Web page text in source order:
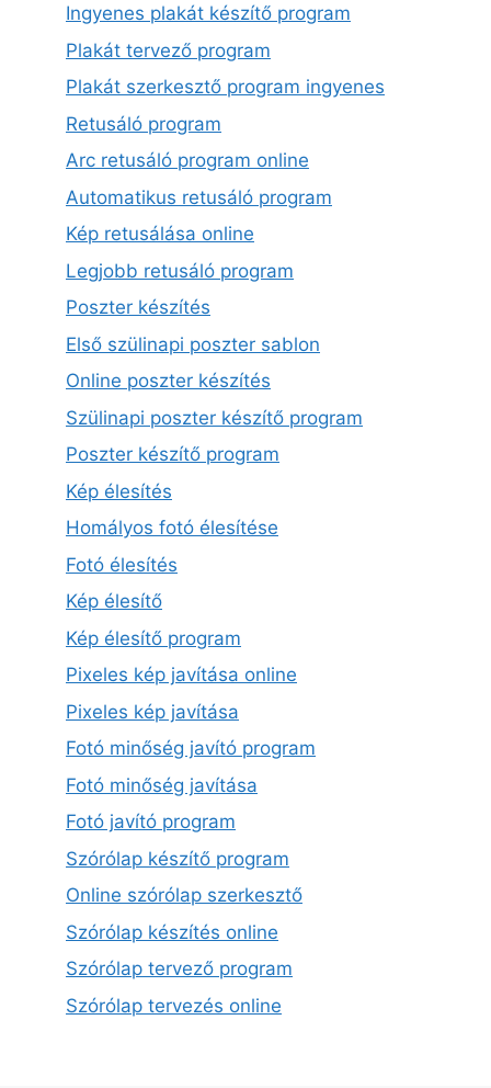
Ingyenes plakát készítő program
Plakát tervező program
Plakát szerkesztő program ingyenes
Retusáló program
Arc retusáló program online
Automatikus retusáló program
Kép retusálása online
Legjobb retusáló program
Poszter készítés
Első szülinapi poszter sablon
Online poszter készítés
Szülinapi poszter készítő program
Poszter készítő program
Kép élesítés
Homályos fotó élesítése
Fotó élesítés
Kép élesítő
Kép élesítő program
Pixeles kép javítása online
Pixeles kép javítása
Fotó minőség javító program
Fotó minőség javítása
Fotó javító program
Szórólap készítő program
Online szórólap szerkesztő
Szórólap készítés online
Szórólap tervező program
Szórólap tervezés online